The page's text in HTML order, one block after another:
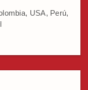
USA, Perú,